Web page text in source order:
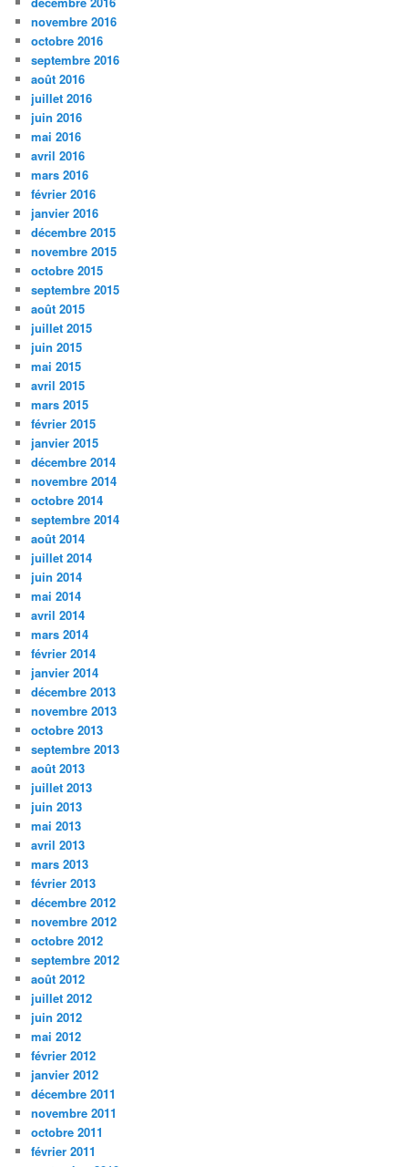
novembre 2016
octobre 2016
septembre 2016
août 2016
juillet 2016
juin 2016
mai 2016
avril 2016
mars 2016
février 2016
janvier 2016
décembre 2015
novembre 2015
octobre 2015
septembre 2015
août 2015
juillet 2015
juin 2015
mai 2015
avril 2015
mars 2015
février 2015
janvier 2015
décembre 2014
novembre 2014
octobre 2014
septembre 2014
août 2014
juillet 2014
juin 2014
mai 2014
avril 2014
mars 2014
février 2014
janvier 2014
décembre 2013
novembre 2013
octobre 2013
septembre 2013
août 2013
juillet 2013
juin 2013
mai 2013
avril 2013
mars 2013
février 2013
décembre 2012
novembre 2012
octobre 2012
septembre 2012
août 2012
juillet 2012
juin 2012
mai 2012
février 2012
janvier 2012
décembre 2011
novembre 2011
octobre 2011
février 2011